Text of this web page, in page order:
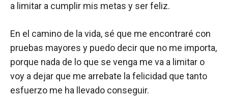
a limitar a cumplir mis metas y ser feliz.
En el camino de la vida, sé que me encontraré con
pruebas mayores y puedo decir que no me importa,
porque nada de lo que se venga me va a limitar o
voy a dejar que me arrebate la felicidad que tanto
esfuerzo me ha llevado conseguir.